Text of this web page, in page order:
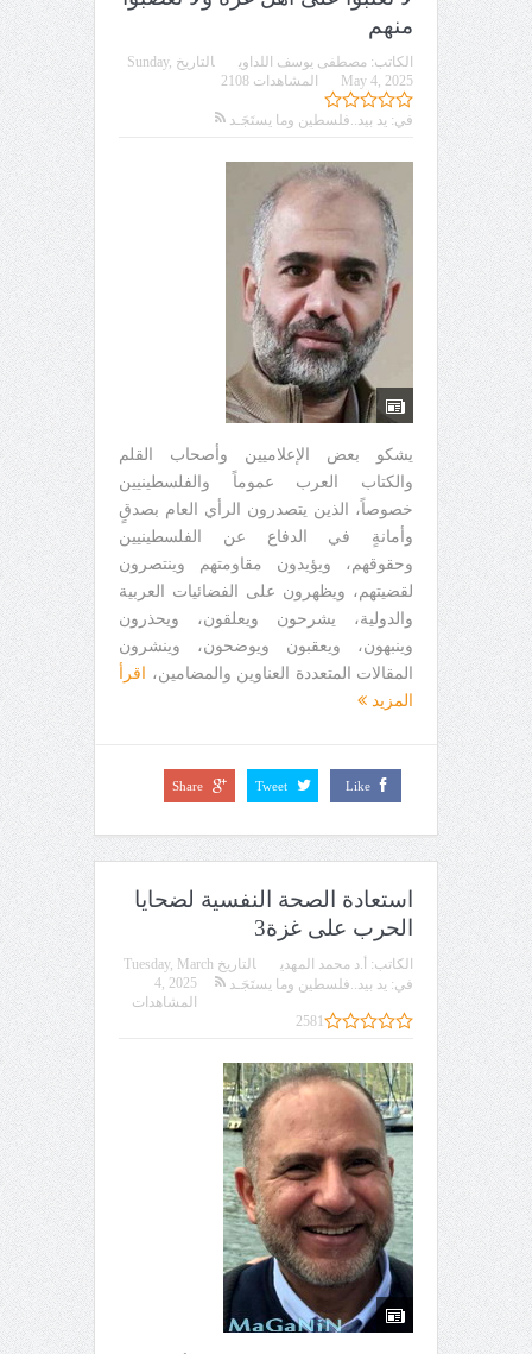
منهم
الكاتب: مصطفى يوسف اللداوي التاريخ Sunday,
May 4, 2025
في: يد بيد..فلسطين وما يستَجَـد
المشاهدات 2108
يشكو بعض الإعلاميين وأصحاب القلم
والكتاب العرب عموماً والفلسطينيين
خصوصاً، الذين يتصدرون الرأي العام بصدقٍ
وأمانةٍ في الدفاع عن الفلسطينيين
وحقوقهم، ويؤيدون مقاومتهم وينتصرون
لقضيتهم، ويظهرون على الفضائيات العربية
والدولية، يشرحون ويعلقون، ويحذرون
وينبهون، ويعقبون ويوضحون، وينشرون
المقالات المتعددة العناوين والمضامين،
اقرأ
المزيد
Like
Tweet
Share
استعادة الصحة النفسية لضحايا
الحرب على غزة3
الكاتب: أ.د محمد المهدي التاريخ Tuesday, March
4, 2025
في: يد بيد..فلسطين وما يستَجَـد
المشاهدات
2581